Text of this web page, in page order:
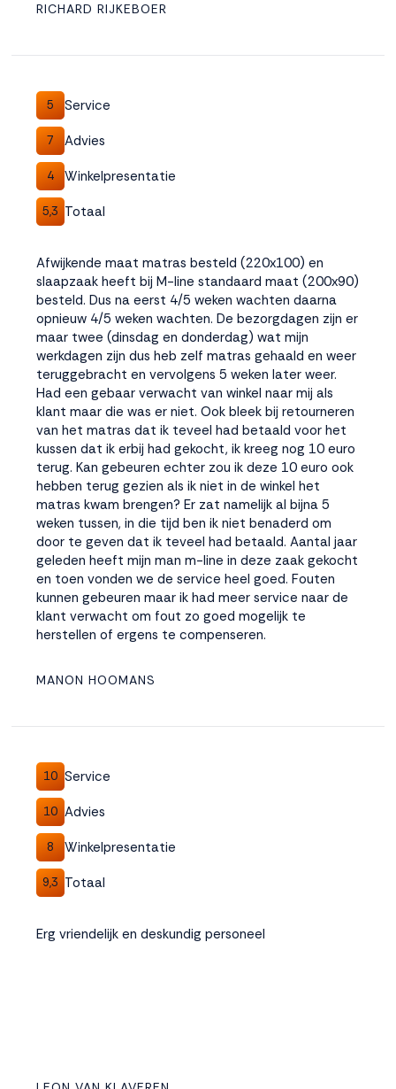
RICHARD RIJKEBOER
5 Service
7 Advies
4 Winkelpresentatie
5,3 Totaal
Afwijkende maat matras besteld (220x100) en
slaapzaak heeft bij M-line standaard maat (200x90)
besteld. Dus na eerst 4/5 weken wachten daarna
opnieuw 4/5 weken wachten. De bezorgdagen zijn er
maar twee (dinsdag en donderdag) wat mijn
werkdagen zijn dus heb zelf matras gehaald en weer
teruggebracht en vervolgens 5 weken later weer.
Had een gebaar verwacht van winkel naar mij als
klant maar die was er niet. Ook bleek bij retourneren
van het matras dat ik teveel had betaald voor het
kussen dat ik erbij had gekocht, ik kreeg nog 10 euro
terug. Kan gebeuren echter zou ik deze 10 euro ook
hebben terug gezien als ik niet in de winkel het
matras kwam brengen? Er zat namelijk al bijna 5
weken tussen, in die tijd ben ik niet benaderd om
door te geven dat ik teveel had betaald. Aantal jaar
geleden heeft mijn man m-line in deze zaak gekocht
en toen vonden we de service heel goed. Fouten
kunnen gebeuren maar ik had meer service naar de
klant verwacht om fout zo goed mogelijk te
herstellen of ergens te compenseren.
MANON HOOMANS
10 Service
10 Advies
8 Winkelpresentatie
9,3 Totaal
Erg vriendelijk en deskundig personeel